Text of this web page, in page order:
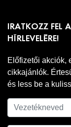
IRATKOZZ FEL
HÍRLEVELÉRE!
Előfizetői akciók,
cikkajánlók.
és less be a